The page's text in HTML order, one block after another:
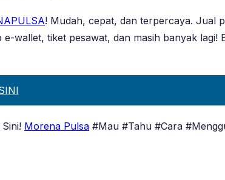
! Mudah, cepat, dan terpercaya. Jual
wallet, tiket pesawat, dan masih banyak lagi!
Morena Pulsa #Mau #Tahu #Cara